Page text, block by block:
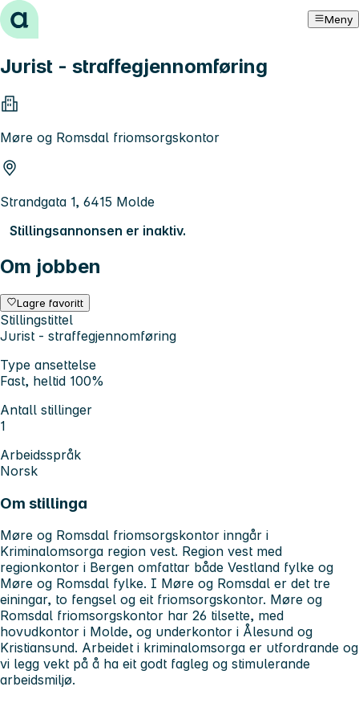
Hopp til innhold Meny
Jurist - straffegjennomføring
Møre og Romsdal friomsorgskontor
Strandgata 1, 6415 Molde
Stillingsannonsen er inaktiv.
Om jobben
Lagre favoritt
Stillingstittel
Jurist - straffegjennomføring
Type ansettelse
Fast, heltid 100%
Antall stillinger
1
Arbeidsspråk
Norsk
Om stillinga
Møre og Romsdal friomsorgskontor inngår i
Kriminalomsorga region vest. Region vest med
regionkontor i Bergen omfattar både Vestland fylke og
Møre og Romsdal fylke. I Møre og Romsdal er det tre
einingar, to fengsel og eit friomsorgskontor. Møre og
Romsdal friomsorgskontor har 26 tilsette, med
hovudkontor i Molde, og underkontor i Ålesund og
Kristiansund. Arbeidet i kriminalomsorga er utfordrande og
vi legg vekt på å ha eit godt fagleg og stimulerande
arbeidsmiljø.